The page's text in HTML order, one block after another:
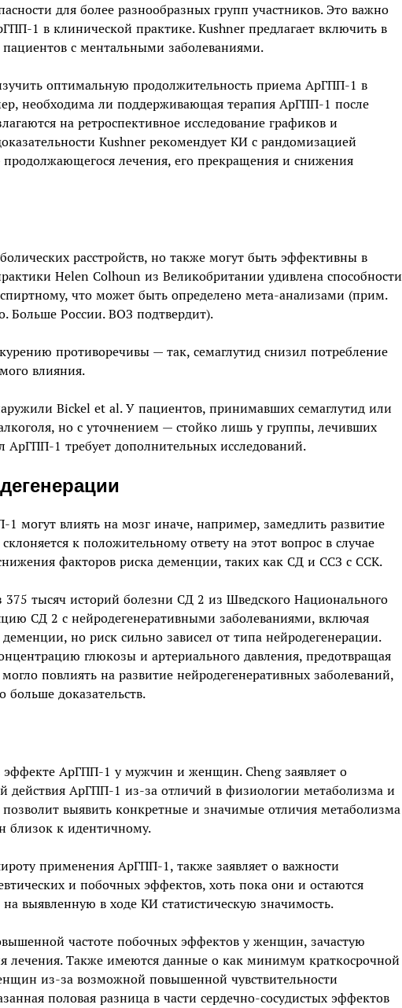
для более разнообразных групп участников. Это важно
1 в клинической практике. Kushner предлагает включить в
с ментальными заболеваниями.
оптимальную продолжительность приема АрГПП-1 в
необходима ли поддерживающая терапия АрГПП-1 после
на ретроспективное исследование графиков и
Kushner рекомендует КИ с рандомизацией
лечения, его прекращения и снижения
расстройств, но также могут быть эффективны в
Helen Colhoun из Великобритании удивлена способности
что может быть определено мета-анализами (прим.
Больше России. ВОЗ подтвердит).
противоречивы — так, семаглутид снизил потребление
влияния.
Bickel et al. У пациентов, принимавших семаглутид или
но с уточнением — стойко лишь у группы, лечивших
1 требует дополнительных исследований.
могут влиять на мозг иначе, например, замедлить развитие
к положительному ответу на этот вопрос в случае
факторов риска деменции, таких как СД и ССЗ с ССК.
тысяч историй болезни СД 2 из Шведского Национального
СД 2 с нейродегенеративными заболеваниями, включая
но риск сильно зависел от типа нейродегенерации.
глюкозы и артериального давления, предотвращая
повлиять на развитие нейродегенеративных заболеваний,
доказательств.
эффекте АрГПП-1 у мужчин и женщин. Cheng заявляет о
действия АрГПП-1 из-за отличий в физиологии метаболизма и
позволит выявить конкретные и значимые отличия метаболизма
к идентичному.
применения АрГПП-1, также заявляет о важности
и побочных эффектов, хоть пока они и остаются
выявленную в ходе КИ статистическую значимость.
частоте побочных эффектов у женщин, зачастую
лечения. Также имеются данные о как минимум краткосрочной
из-за возможной повышенной чувствительности
половая разница в части сердечно-сосудистых эффектов